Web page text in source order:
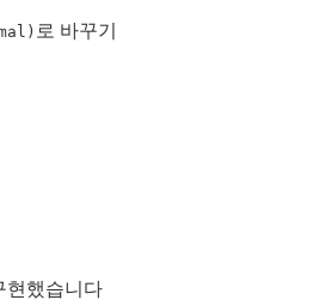
로 바꾸기
현했습니다